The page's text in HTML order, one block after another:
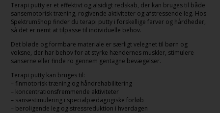
Terapi putty er et effektivt og alsidigt redskab, der kan bruges til både
sansemotorisk træning, rogivende aktiviteter og afstressende leg. Hos
SpektrumShop finder du terapi putty i forskellige farver og hårdheder,
så det er nemt at tilpasse til individuelle behov.
Det bløde og formbare materiale er særligt velegnet til børn og
voksne, der har behov for at styrke hændernes muskler, stimulere
sanserne eller finde ro gennem gentagne bevægelser.
Terapi putty kan bruges til:
– finmotorisk træning og håndrehabilitering
– koncentrationsfremmende aktiviteter
– sansestimulering i specialpædagogiske forløb
– beroligende leg og stressreduktion i hverdagen